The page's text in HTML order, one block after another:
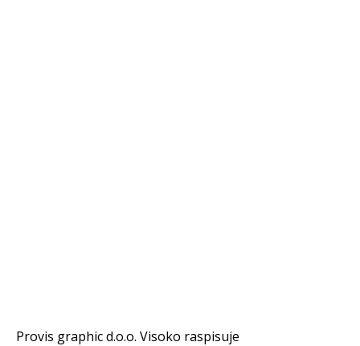
Provis graphic d.o.o. Visoko raspisuje